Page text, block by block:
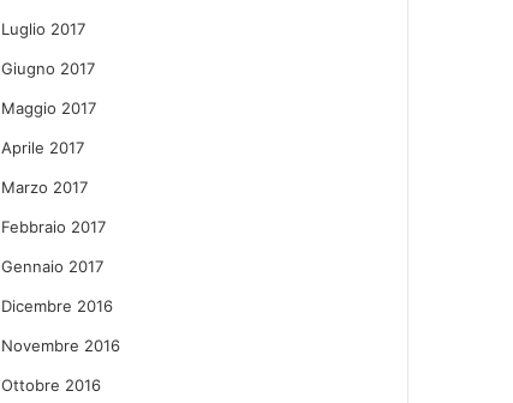
Luglio 2017
Giugno 2017
Maggio 2017
Aprile 2017
Marzo 2017
Febbraio 2017
Gennaio 2017
Dicembre 2016
Novembre 2016
Ottobre 2016